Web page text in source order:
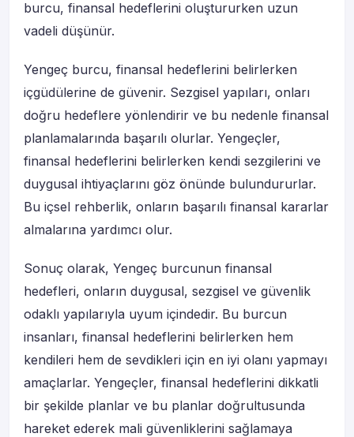
burcu, finansal hedeflerini oluştururken uzun
vadeli düşünür.
Yengeç burcu, finansal hedeflerini belirlerken
içgüdülerine de güvenir. Sezgisel yapıları, onları
doğru hedeflere yönlendirir ve bu nedenle finansal
planlamalarında başarılı olurlar. Yengeçler,
finansal hedeflerini belirlerken kendi sezgilerini ve
duygusal ihtiyaçlarını göz önünde bulundururlar.
Bu içsel rehberlik, onların başarılı finansal kararlar
almalarına yardımcı olur.
Sonuç olarak, Yengeç burcunun finansal
hedefleri, onların duygusal, sezgisel ve güvenlik
odaklı yapılarıyla uyum içindedir. Bu burcun
insanları, finansal hedeflerini belirlerken hem
kendileri hem de sevdikleri için en iyi olanı yapmayı
amaçlarlar. Yengeçler, finansal hedeflerini dikkatli
bir şekilde planlar ve bu planlar doğrultusunda
hareket ederek mali güvenliklerini sağlamaya